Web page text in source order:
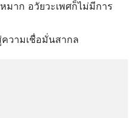
มาก อวัยวะเพศก็ไม่มีการ
วามเชื่อมั่นสากล